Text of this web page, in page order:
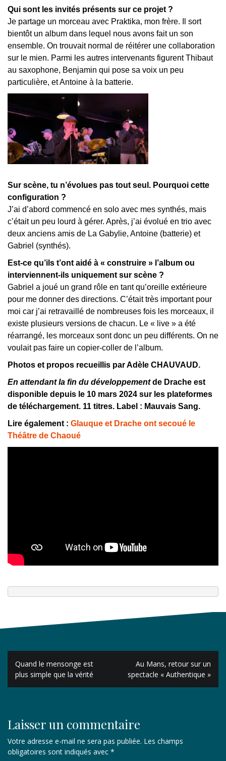
Qui sont les invités présents sur ce projet ?
Je partage un morceau avec Praktika, mon frère. Il sort
bientôt un album dans lequel nous avons fait un son
ensemble. On trouvait normal de réitérer une collaboration
sur le mien. Parmi les autres intervenants figurent Thibaut
au saxophone, Benjamin qui pose sa voix un peu
particulière, et Antoine à la batterie.
Sur scène, tu n’évolues pas tout seul. Pourquoi cette
configuration ?
J’ai d’abord commencé en solo avec mes synthés, mais
c’était un peu lourd à gérer. Après, j’ai évolué en trio avec
deux anciens amis de La Gabylie, Antoine (batterie) et
Gabriel (synthés).
Est-ce qu’ils t’ont aidé à « construire » l’album ou
interviennent-ils uniquement sur scène ?
Gabriel a joué un grand rôle en tant qu’oreille extérieure
pour me donner des directions. C’était très important pour
moi car j’ai retravaillé de nombreuses fois les morceaux, il
existe plusieurs versions de chacun. Le « live » a été
réarrangé, les morceaux sont donc un peu différents. On ne
voulait pas faire un copier-coller de l’album.
Photos et propos recueillis par Adèle CHAUVAUD.
En attendant la fin du développementde Drache est
disponible depuis le 10 mars 2024 sur les plateformes
de téléchargement. 11 titres. Label : Mauvais Sang.
Lire également : Glauque et Drache ont secoué le
Théâtre de Chaoué
Navigation
de
l’article
Quand le mensonge est
plus simple que la vérité
Au Mans, retour sur un
spectacle « Authentique »
Laisser un commentaire
Votre adresse e-mail ne sera pas publiée. Les champs
obligatoires sont indiqués avec *